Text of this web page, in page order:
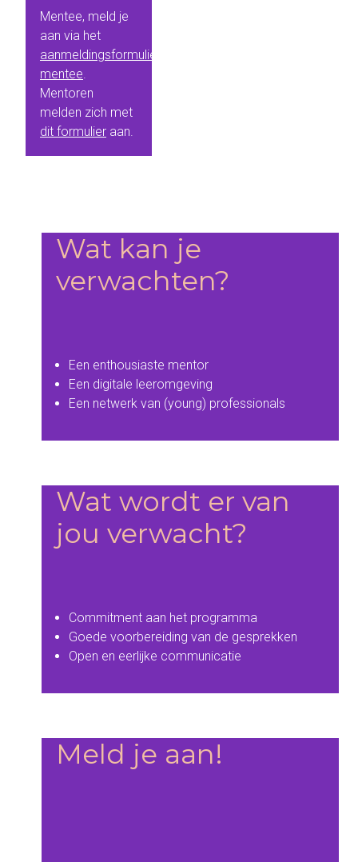
Mentee, meld je
aan via het
aanmeldingsformulier
mentee.
Mentoren
melden zich met
dit formulier aan.
Wat kan je
verwachten?
Een enthousiaste mentor
Een digitale leeromgeving
Een netwerk van (young) professionals
Wat wordt er van
jou verwacht?
Commitment aan het programma
Goede voorbereiding van de gesprekken
Open en eerlijke communicatie
Meld je aan!